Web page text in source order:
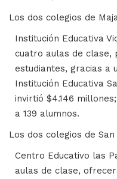
Los dos colegios de
Institución Educativa
cuatro aulas de clase,
estudiantes, gracias a
Institución Educativa
invirtió $4.146
a 139 alumnos.
Los dos colegios de
Centro Educativo las
aulas de clase,